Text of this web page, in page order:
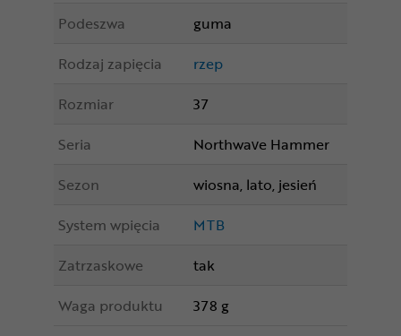
Podeszwa
guma
Rodzaj zapięcia
rzep
Rozmiar
37
Seria
Northwave Hammer
Sezon
wiosna, lato, jesień
System wpięcia
MTB
Zatrzaskowe
tak
Waga produktu
378 g